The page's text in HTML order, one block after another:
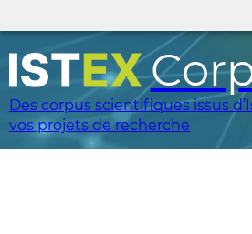
Des corpus scientifiques issus
vos projets de recherche